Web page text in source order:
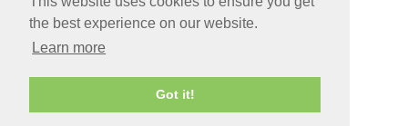
the best experience on our website.
Learn more
Got it!